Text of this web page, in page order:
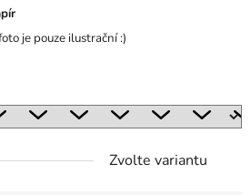
je pouze ilustrační :)
Zvolte variantu